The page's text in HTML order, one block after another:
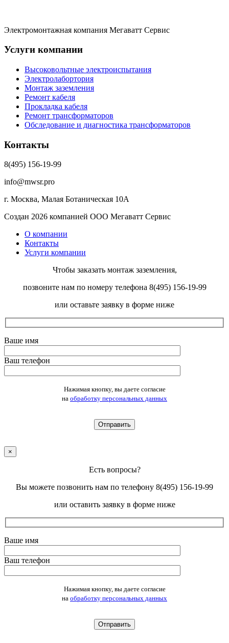
Электромонтажная компания Мегаватт Сервис
Услуги компании
Высоковольтные электроиспытания
Электролабортория
Монтаж заземления
Ремонт кабеля
Прокладка кабеля
Ремонт трансформаторов
Обследование и диагностика трансформаторов
Контакты
8(495) 156-19-99
info@mwsr.pro
г. Москва, Малая Ботаническая 10А
Создан 2026 компанией ООО Мегаватт Сервис
О компании
Контакты
Услуги компании
Чтобы заказать монтаж заземления,
позвоните нам по номеру телефона 8(495) 156-19-99
или оставьте заявку в форме ниже
Ваше имя
Ваш телефон
Оставьте это поле пустым.Нажимая кнопку, вы даете согласие
на обработку персональных данных
×
Есть вопросы?
Вы можете позвонить нам по телефону 8(495) 156-19-99
или оставить заявку в форме ниже
Ваше имя
Ваш телефон
Оставьте это поле пустым.Нажимая кнопку, вы даете согласие
на обработку персональных данных